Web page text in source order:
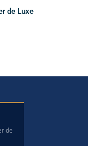
de Luxe
de